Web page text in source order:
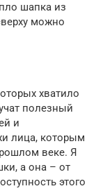
шапка из
можно
хватило
полезный
и
лица, которым
веке. Я
а она – от
этого